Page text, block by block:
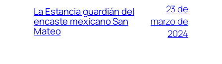
La Estancia guardián del
encaste mexicano San
Mateo
23 de
marzo de
2024